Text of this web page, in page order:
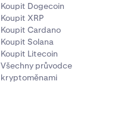
Koupit Dogecoin
Koupit XRP
Koupit Cardano
Koupit Solana
Koupit Litecoin
Všechny průvodce
kryptoměnami